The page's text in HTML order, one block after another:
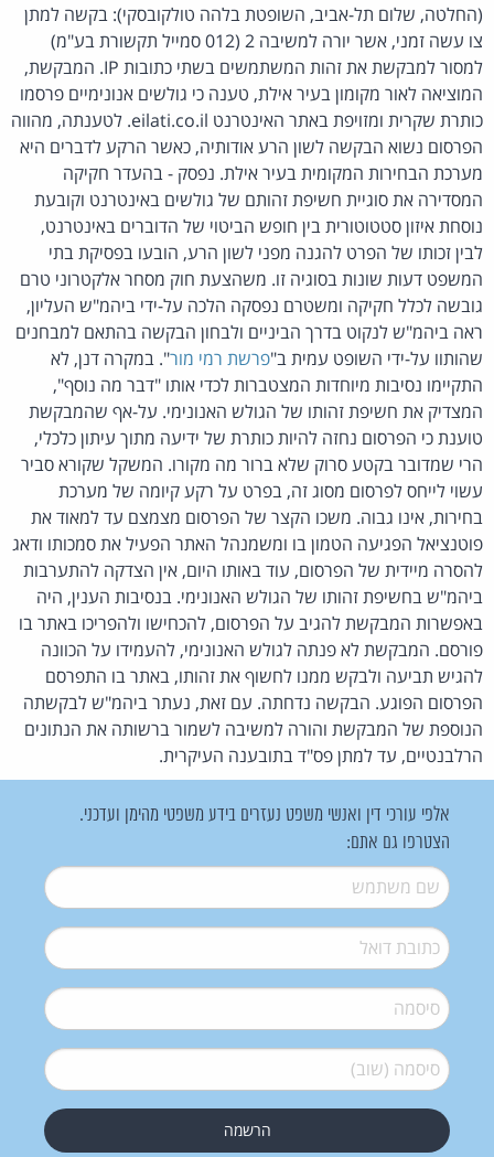
(החלטה, שלום תל-אביב, השופטת בלהה טולקובסקי): בקשה למתן
צו עשה זמני, אשר יורה למשיבה 2 (012 סמייל תקשורת בע"מ)
למסור למבקשת את זהות המשתמשים בשתי כתובות IP. המבקשת,
המוציאה לאור מקומון בעיר אילת, טענה כי גולשים אנונימיים פרסמו
כותרת שקרית ומזויפת באתר האינטרנט eilati.co.il. לטענתה, מהווה
הפרסום נשוא הבקשה לשון הרע אודותיה, כאשר הרקע לדברים היא
מערכת הבחירות המקומית בעיר אילת. נפסק - בהעדר חקיקה
המסדירה את סוגיית חשיפת זהותם של גולשים באינטרנט וקובעת
נוסחת איזון סטטוטורית בין חופש הביטוי של הדוברים באינטרנט,
לבין זכותו של הפרט להגנה מפני לשון הרע, הובעו בפסיקת בתי
המשפט דעות שונות בסוגיה זו. משהצעת חוק מסחר אלקטרוני טרם
גובשה לכלל חקיקה ומשטרם נפסקה הלכה על-ידי ביהמ"ש העליון,
ראה ביהמ"ש לנקוט בדרך הביניים ולבחון הבקשה בהתאם למבחנים
שהותוו על-ידי השופט עמית ב"פרשת רמי מור". במקרה דנן, לא
התקיימו נסיבות מיוחדות המצטברות לכדי אותו "דבר מה נוסף",
המצדיק את חשיפת זהותו של הגולש האנונימי. על-אף שהמבקשת
טוענת כי הפרסום נחזה להיות כותרת של ידיעה מתוך עיתון כלכלי,
הרי שמדובר בקטע סרוק שלא ברור מה מקורו. המשקל שקורא סביר
עשוי לייחס לפרסום מסוג זה, בפרט על רקע קיומה של מערכת
בחירות, אינו גבוה. משכו הקצר של הפרסום מצמצם עד למאוד את
פוטנציאל הפגיעה הטמון בו ומשמנהל האתר הפעיל את סמכותו ודאג
להסרה מיידית של הפרסום, עוד באותו היום, אין הצדקה להתערבות
ביהמ"ש בחשיפת זהותו של הגולש האנונימי. בנסיבות הענין, היה
באפשרות המבקשת להגיב על הפרסום, להכחישו ולהפריכו באתר בו
פורסם. המבקשת לא פנתה לגולש האנונימי, להעמידו על הכוונה
להגיש תביעה ולבקש ממנו לחשוף את זהותו, באתר בו התפרסם
הפרסום הפוגע. הבקשה נדחתה. עם זאת, נעתר ביהמ"ש לבקשתה
הנוספת של המבקשת והורה למשיבה לשמור ברשותה את הנתונים
הרלבנטיים, עד למתן פס"ד בתובענה העיקרית.
אלפי עורכי דין ואנשי משפט נעזרים בידע משפטי מהימן ועדכני.
הצטרפו גם אתם:
שם משתמש*
דואל*
סיסמה*
סיסמה (שוב)*